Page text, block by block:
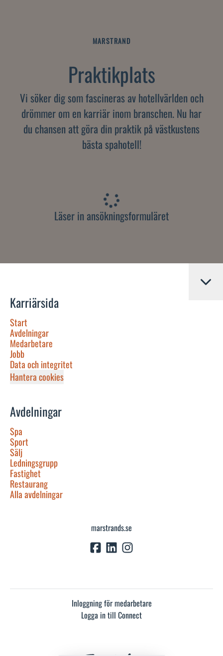
MARSTRAND
Praktikplats
Vi söker dig som fascineras av hotellvärlden och
drömmer om en karriär inom branschen. Nu har
du chansen att göra din praktik på västkustens
bästa spahotell!
Läser in ansökningsformuläret
Karriärsida
Start
Avdelningar
Medarbetare
Jobb
Data och integritet
Hantera cookies
Avdelningar
Spa
Sport
Sälj
Ledningsgrupp
Fastighet
Restaurang
Alla avdelningar
marstrands.se
Inloggning för medarbetare
Logga in till Connect